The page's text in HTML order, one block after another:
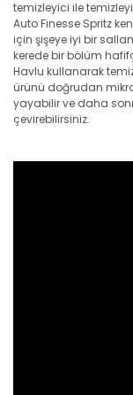
temizleyici ile
Auto Finesse Spritz
için şişeye iyi bir
kerede bir bölüm
Havlu kullanarak
ürünü doğrudan
yayabilir ve daha
çevirebilirsiniz.